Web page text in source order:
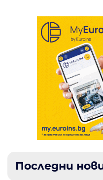
Последни